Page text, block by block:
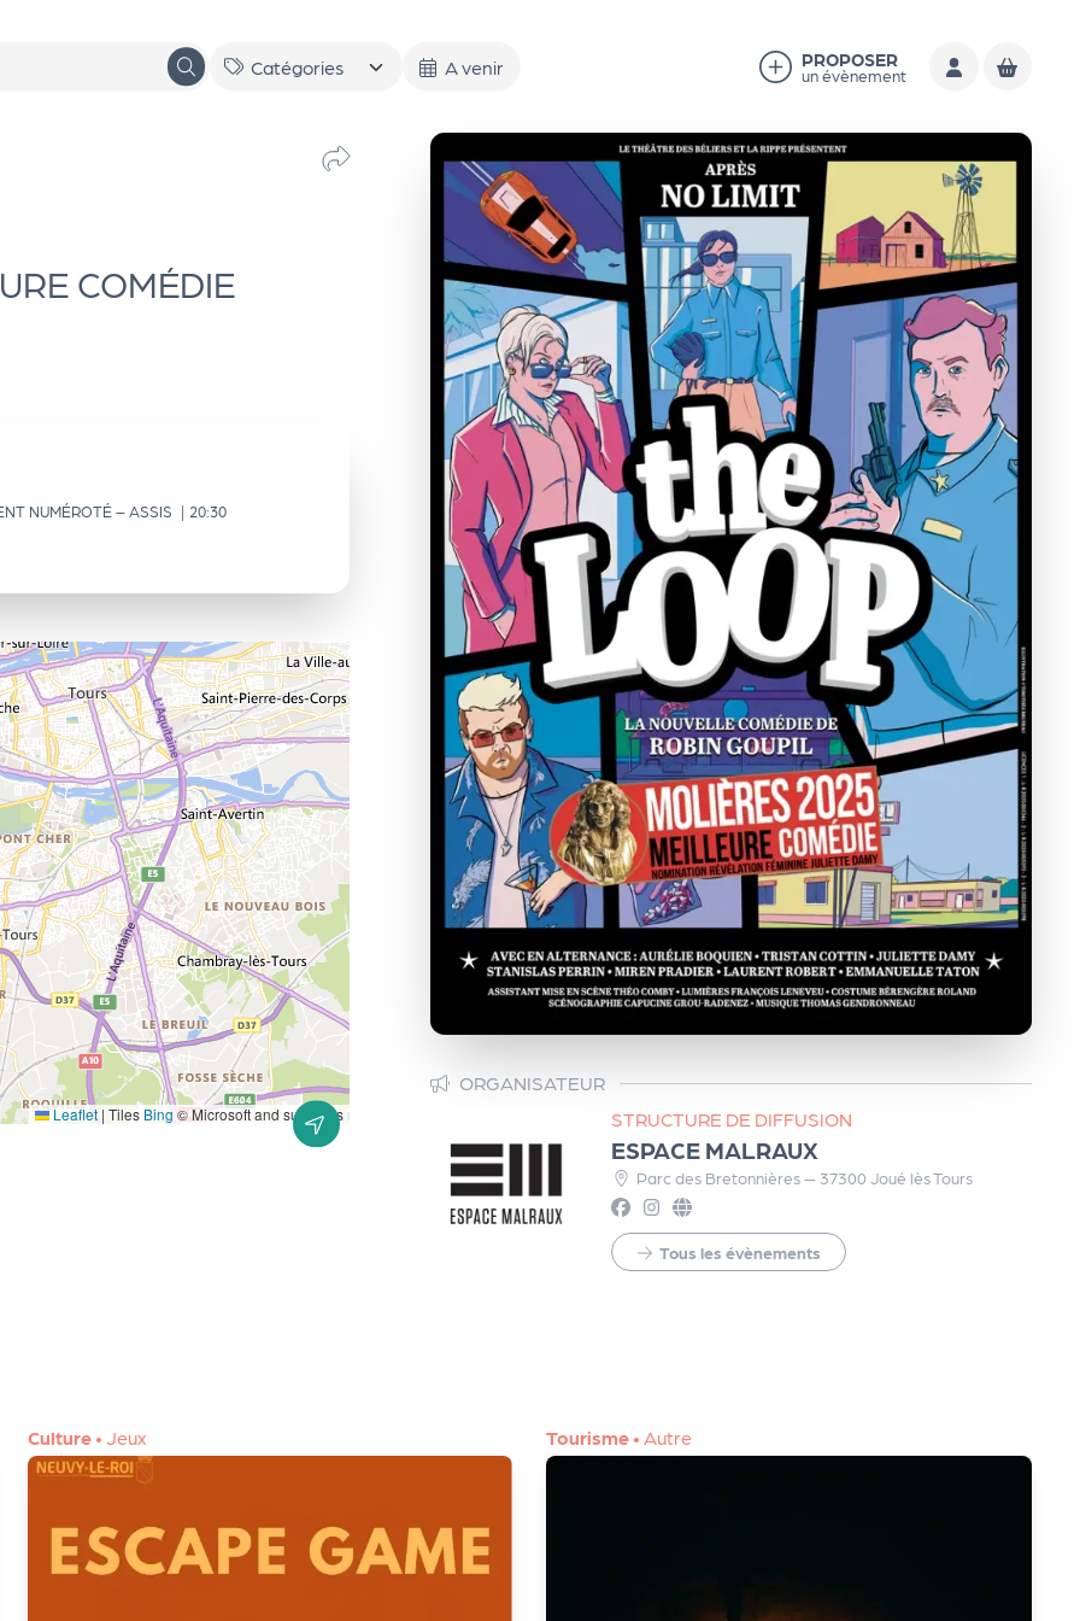
A venir PROPOSER
un évènement
COMÉDIE
NUMÉROTÉ – ASSIS | 20:30
Leaflet | Tiles Bing © Microsoft and suppliers
ORGANISATEUR
STRUCTURE DE DIFFUSION
ESPACE MALRAUX
Parc des Bretonnières — 37300 Joué lès Tours
Tous les évènements
Culture • Jeux Tourisme • Autre